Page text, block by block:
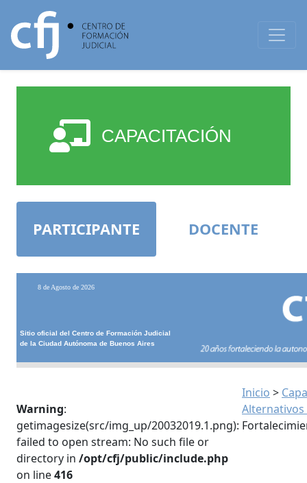
CAPACITACIÓN
PARTICIPANTE DOCENTE
8 de Agosto de 2026
Sitio oficial del Centro de Formación Judicial
de la Ciudad Autónoma de Buenos Aires
Warning:
getimagesize(src/img_up/20032019.1.png):
failed to open stream: No such file or
directory in /opt/cfj/public/include.php
on line416
Inicio >
Alternativos